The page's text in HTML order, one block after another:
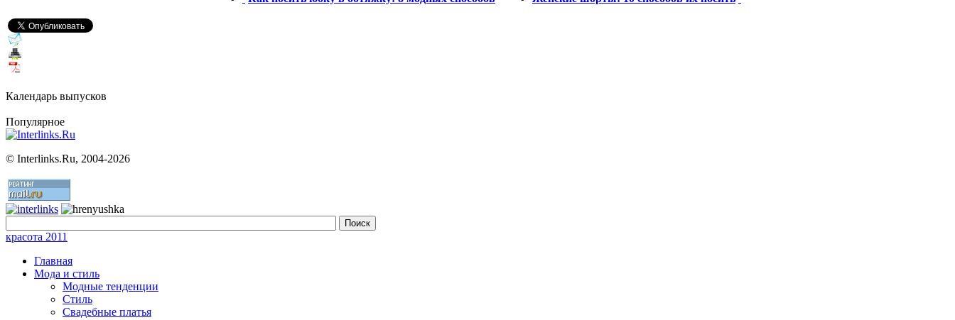
Календарь выпусков
Популярное
© Interlinks.Ru, 2004-2026
красота 2011
Главная
Мода и стиль
Модные тенденции
Стиль
Свадебные платья